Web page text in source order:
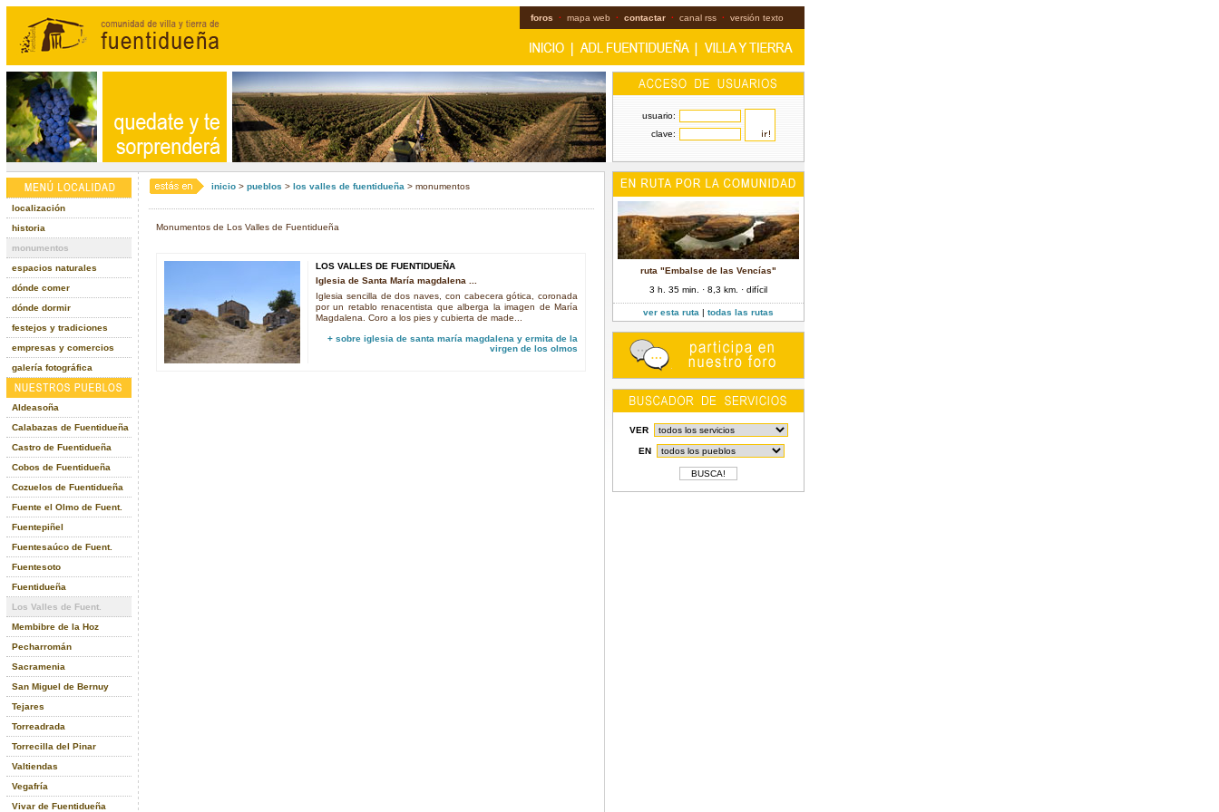
foros · mapa web · contactar · canal rss · versión texto
usuario:
clave:
localización
historia
monumentos
espacios naturales
dónde comer
dónde dormir
festejos y tradiciones
empresas y comercios
galería fotográfica
Aldeasoña
Calabazas de Fuentidueña
Castro de Fuentidueña
Cobos de Fuentidueña
Cozuelos de Fuentidueña
Fuente el Olmo de Fuent.
Fuentepiñel
Fuentesaúco de Fuent.
Fuentesoto
Fuentidueña
Los Valles de Fuent.
Membibre de la Hoz
Pecharromán
Sacramenia
San Miguel de Bernuy
Tejares
Torreadrada
Torrecilla del Pinar
Valtiendas
Vegafría
Vivar de Fuentidueña
inicio > pueblos > los valles de fuentidueña > monumentos
Monumentos de Los Valles de Fuentidueña
LOS VALLES DE FUENTIDUEÑA
Iglesia de Santa María magdalena ...
Iglesia sencilla de dos naves, con cabecera gótica, coronada
por un retablo renacentista que alberga la imagen de María
Magdalena. Coro a los pies y cubierta de made...
+ sobre iglesia de santa maría magdalena y ermita de la
virgen de los olmos
ruta "Embalse de las Vencías"
3 h. 35 min. · 8,3 km. · difícil
ver esta ruta | todas las rutas
VER
EN